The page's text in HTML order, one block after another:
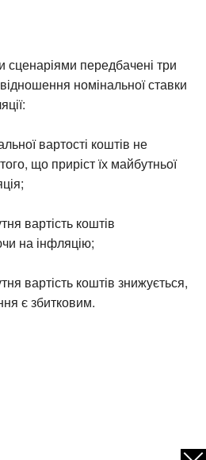
передбачені три
номінальної ставки
вартості коштів не
що приріст їх майбутньої
вартість коштів
на інфляцію;
вартість коштів знижується,
є збитковим.